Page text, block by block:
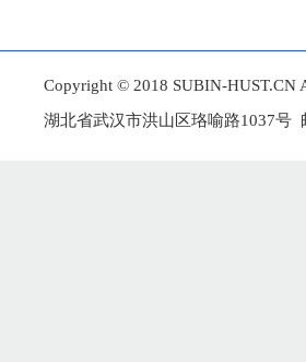
Copyright © 2018 SUBIN-
湖北省武汉市洪山区珞喻路1037号